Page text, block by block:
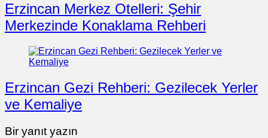
Erzincan Merkez Otelleri: Şehir
Merkezinde Konaklama Rehberi
Erzincan Gezi Rehberi: Gezilecek Yerler
ve Kemaliye
Bir yanıt yazın